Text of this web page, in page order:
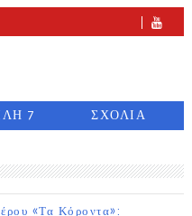
7
ΣΧΟΛΙΑ
«Τα Κόροντα»: